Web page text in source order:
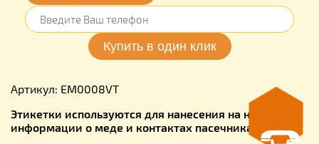
Артикул: EM0008VT
Этикетки используются для нанесения на них
информации о меде и контактах пасечника.